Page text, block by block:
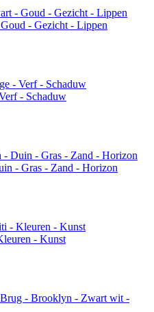
- Gezicht - Lippen
- Schaduw
- Gras - Zand - Horizon
- Kunst